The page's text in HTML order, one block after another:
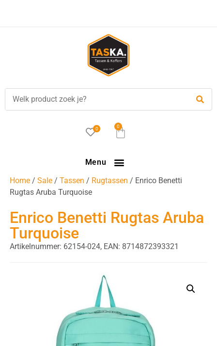
besteld, is vandaag verzonden!
0 0
Menu
Home / Sale / Tassen / Rugtassen / Enrico Benetti
Rugtas Aruba Turquoise
Enrico Benetti Rugtas Aruba
Turquoise
Artikelnummer: 62154-024, EAN: 8714872393321